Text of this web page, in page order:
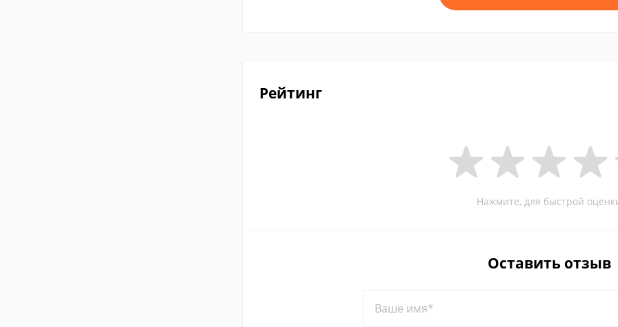
Рейтинг
Нажмите, для быстрой
Оставить отзыв
Ваше имя*